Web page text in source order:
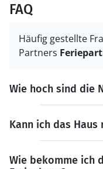
FAQ
Häufig gestellte
Partners
Wie hoch sind die
Kann ich das Haus
Wie bekomme ich